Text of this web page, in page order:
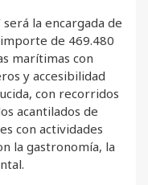
será la encargada de
de 469.480
marítimas con
y accesibilidad
con recorridos
acantilados de
con actividades
la gastronomía, la